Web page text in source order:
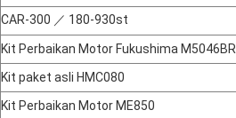
CAR-300 ／ 180-930st
Kit Perbaikan Motor Fukushima M5046BR
Kit paket asli HMC080
Kit Perbaikan Motor ME850